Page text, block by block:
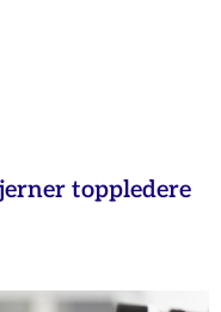
toppledere